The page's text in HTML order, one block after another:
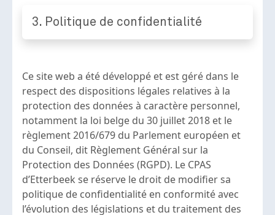
3. Politique de confidentialité
Ce site web a été développé et est géré dans le
respect des dispositions légales relatives à la
protection des données à caractère personnel,
notamment la loi belge du 30 juillet 2018 et le
règlement 2016/679 du Parlement européen et
du Conseil, dit Règlement Général sur la
Protection des Données (RGPD). Le CPAS
d’Etterbeek se réserve le droit de modifier sa
politique de confidentialité en conformité avec
l’évolution des législations et du traitement des